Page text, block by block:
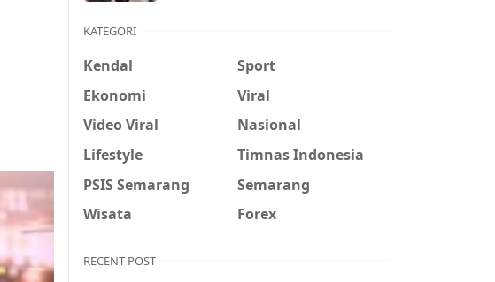
KATEGORI
Kendal
Sport
Ekonomi
Viral
Video Viral
Nasional
Lifestyle
Timnas Indonesia
PSIS Semarang
Semarang
Wisata
Forex
RECENT POST